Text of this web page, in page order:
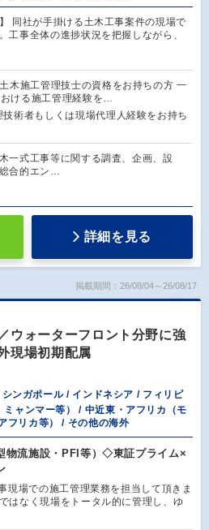
同社が手掛ける土木工事案件の現場で
工事全体の進捗状況を把握しながら、
土木施工管理技士の資格をお持ちの方 一
ける施工管理経験を…
技術者もしくは現場代理人経験をお持ち
一式工事等に関する調査、企画、設
合的エン…
詳細を見る
掲載期間：26/08/04～26/08/17
ウォーターフロント分野に強
現場初期配属
シンガポール / インドネシア / フィリピ
ャンマー等） / 中近東・アフリカ（モ
フリカ等） / その他の海外
物流施設・PFI等）◇東証プライム×
現場での施工管理業務を担当して頂きま
はなく現場をトータル的に管理し、ゆ